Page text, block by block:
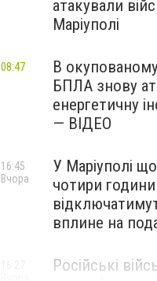
атакували
Маріуполі
В
БПЛА знову
енергетичну
— ВІДЕО
08:47
У Маріуполі
чотири години
вплине на
16:45
Вчора
Російські